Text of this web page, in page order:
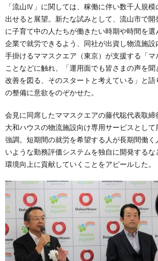
「流山Ⅳ」に関しては、稼働に伴い数千人規
出せると展望。新たな試みとして、流山市で開
に子育て中の人たちが働きたい時期や時間を選
企業で就労できるよう、同社が出資し物流施設
手掛けるママスクエア（東京）が支援する「マ
ことなどに触れ、「運用面でも皆さまの声を
改善を図る、そのスタートと考えている」と語
の整備に意欲をのぞかせた。
会見に同席したママスクエアの藤代聡代表取締
大和ハウスの物流施設向け専用サービスとし
強調。短期間の就労を希望する人が長期間働く
いような勤務評価システムを独自に開発する
環境向上に貢献していくことをアピールした。